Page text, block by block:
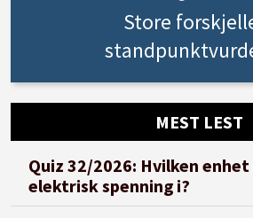
Store
MEST LEST
Quiz 32/2026: Hvilken enhet
elektrisk spenning i?